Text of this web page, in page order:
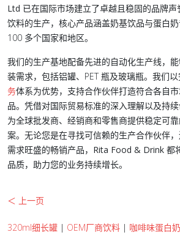
Ltd 已在国际市场建立了卓越且稳固的品牌
饮料的生产，核心产品涵盖奶基饮品与蛋白
100 多个国家和地区。
我们的生产基地配备先进的自动化生产线，
装需求，包括铝罐、PET 瓶及玻璃瓶。我们
务体系为优势，支持合作伙伴打造符合各自
品。凭借对国际贸易标准的深入理解以及持
为全球批发商、经销商和零售商提供稳定可
案。无论您是在寻找可信赖的生产合作伙伴
需求旺盛的畅销产品， Rita Food & Drink 都
品质，助力您的业务持续增长。
＜ 上一页
320ml细长罐 | OEM厂商饮料 | 咖啡味蛋白